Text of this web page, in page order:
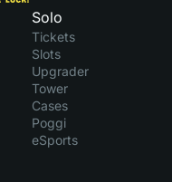
Solo
Tickets
Slots
Upgrader
Tower
Cases
Poggi
eSports